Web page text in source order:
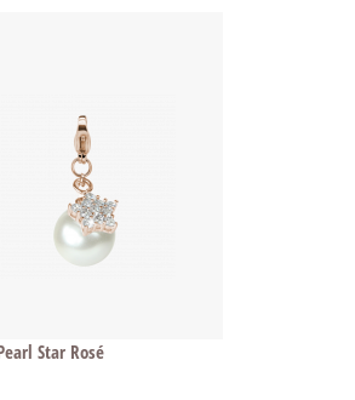
Star Rosé